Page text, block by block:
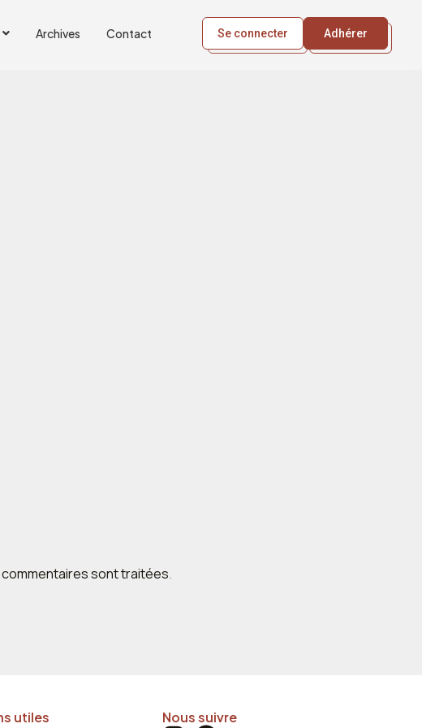
Archives Contact Se connecter Adhérer
commentaires sont traitées.
utiles Nous suivre